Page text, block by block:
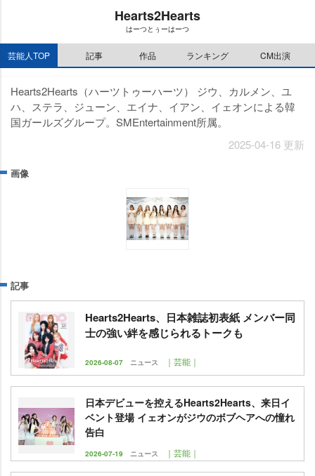
e
Hearts2Hearts
はーつとぅーはーつ
芸能人TOP 記事 作品 ランキング CM出演
Hearts2Hearts（ハーツトゥーハーツ） ジウ、カルメン、ユ
ハ、ステラ、ジューン、エイナ、イアン、イェオンによる韓
国ガールズグループ。SMEntertainment所属。
2025-04-16 更新
画像
記事
Hearts2Hearts、日本雑誌初表紙 メンバー同
士の強い絆を感じられるトークも
2026-08-07 ニュース ｜芸能｜
日本デビューを控えるHearts2Hearts、来日イ
ベント登場 イェオンがジウのボブヘアへの憧れ
告白
2026-07-19 ニュース ｜芸能｜